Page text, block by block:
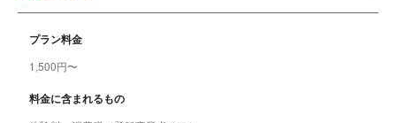
プラン料金
1,500円〜
料金に含まれるもの